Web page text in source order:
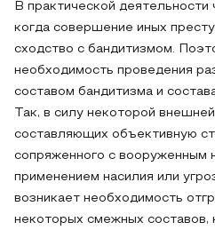
В практической деятельности
когда совершение иных
сходство с бандитизмом.
необходимость проведения
составом бандитизма и
Так, в силу некоторой
составляющих объективную
сопряженного с вооруженным
применением насилия или
возникает необходимость
некоторых смежных составов,